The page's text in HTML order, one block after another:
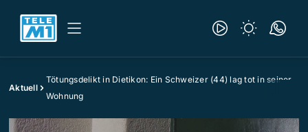
Aktuell
Tötungsdelikt in Dietikon: Ein Schweizer (44) lag tot in seiner
Wohnung